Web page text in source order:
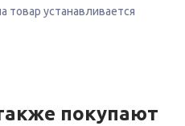
товар устанавливается
покупают